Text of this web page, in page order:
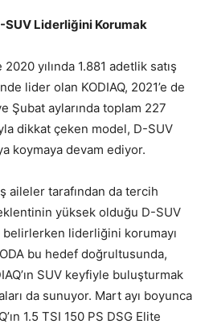
SUV Liderliğini Korumak
yılında 1.881 adetlik satış
lider olan KODIAQ, 2021’e de
Şubat aylarında toplam 227
dikkat çeken model, D-SUV
koymaya devam ediyor.
aileler tarafından da tercih
yüksek olduğu D-SUV
liderliğini korumayı
bu hedef doğrultusunda,
SUV keyfiyle buluşturmak
da sunuyor. Mart ayı boyunca
1.5 TSI 150 PS DSG Elite